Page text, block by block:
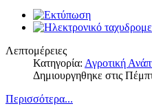
Λεπτομέρειες
Κατηγορία: Αγροτική
Δημιουργηθηκε στις
Περισσότερα...